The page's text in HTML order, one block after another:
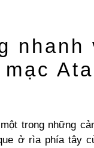
mạc
trong những
ở rìa phía tây